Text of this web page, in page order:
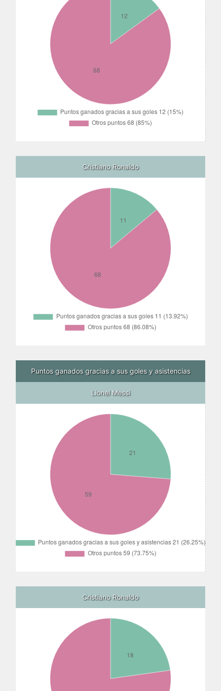
Cristiano Ronaldo
Puntos ganados gracias a sus goles y asistencias
Lionel Messi
Cristiano Ronaldo